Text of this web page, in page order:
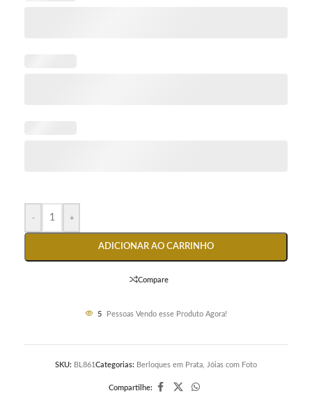
- +
ADICIONAR AO CARRINHO
Compare
5 Pessoas Vendo esse Produto Agora!
SKU: BL861 Categorias: Berloques em Prata Jóias com Foto
Compartilhe: